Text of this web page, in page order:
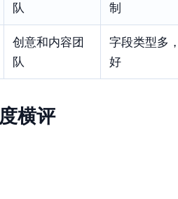
队
制
创意和内容团
队
字段类型多
好
横评